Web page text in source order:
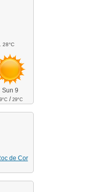
28°C
Sun 9
/29°C
de Cor